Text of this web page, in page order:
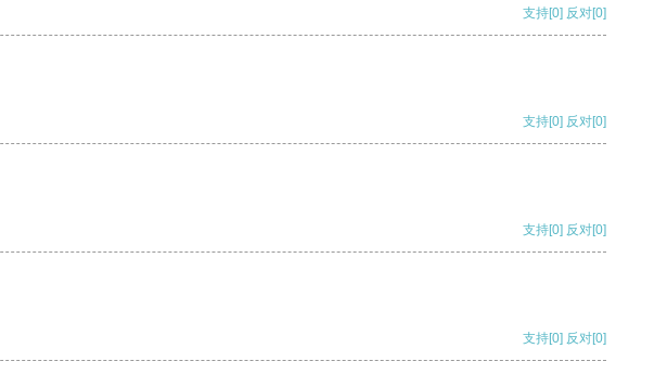
支持[0] 反对[0]
支持[0] 反对[0]
支持[0] 反对[0]
支持[0] 反对[0]